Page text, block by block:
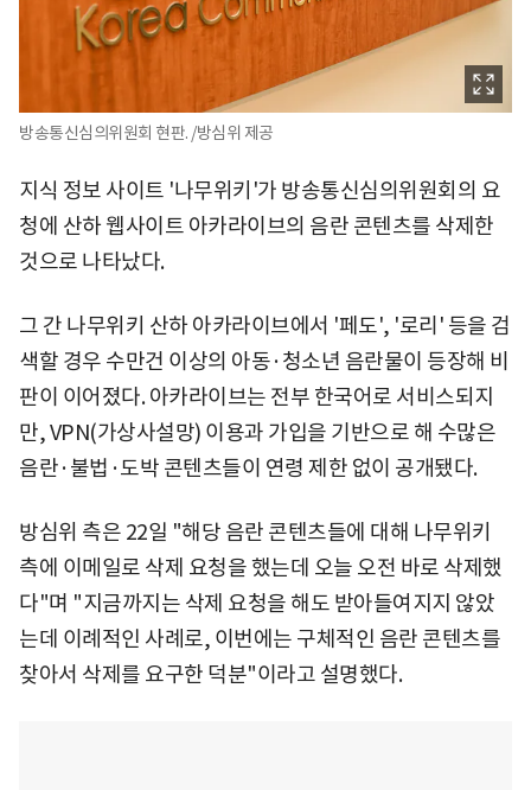
방송통신심의위원회 현판. /방심위 제공
지식 정보 사이트 '나무위키'가 방송통신심의위원회의 요
청에 산하 웹사이트 아카라이브의 음란 콘텐츠를 삭제한
것으로 나타났다.
그 간 나무위키 산하 아카라이브에서 '페도', '로리' 등을 검
색할 경우 수만건 이상의 아동·청소년 음란물이 등장해 비
판이 이어졌다. 아카라이브는 전부 한국어로 서비스되지
만, VPN(가상사설망) 이용과 가입을 기반으로 해 수많은
음란·불법·도박 콘텐츠들이 연령 제한 없이 공개됐다.
방심위 측은 22일 "해당 음란 콘텐츠들에 대해 나무위키
측에 이메일로 삭제 요청을 했는데 오늘 오전 바로 삭제했
다"며 "지금까지는 삭제 요청을 해도 받아들여지지 않았
는데 이례적인 사례로, 이번에는 구체적인 음란 콘텐츠를
찾아서 삭제를 요구한 덕분"이라고 설명했다.